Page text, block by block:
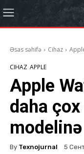
Əsas səhifə Cihaz
CIHAZ APPLE
Apple
daha
By Texnojurnal 5